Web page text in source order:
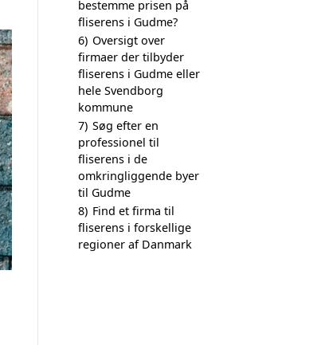
bestemme prisen på
fliserens i Gudme?
6) Oversigt over
firmaer der tilbyder
fliserens i Gudme eller
hele Svendborg
kommune
7) Søg efter en
professionel til
fliserens i de
omkringliggende byer
til Gudme
8) Find et firma til
fliserens i forskellige
regioner af Danmark